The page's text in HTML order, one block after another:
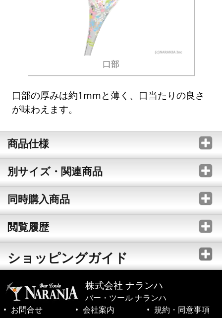
口部
口部の厚みは約1mmと薄く、口当たりの良さ
が味わえます。
商品仕様
別サイズ・関連商品
同時購入商品
閲覧履歴
ショッピングガイド
株式会社 ナランハ
バー・ツール ナランハ
お問合せ
会社案内 規約・同意事項